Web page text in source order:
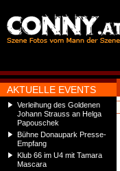
AKTUELLE EVENTS
Verleihung des Goldenen
Johann Strauss an Helga
Papouschek
Bühne Donaupark Presse-
Empfang
Klub 66 im U4 mit Tamara
Mascara